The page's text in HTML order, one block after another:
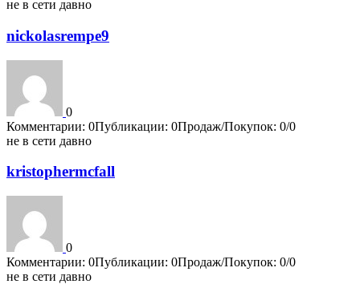
не в сети давно
nickolasrempe9
0
Комментарии: 0Публикации: 0Продаж/Покупок: 0/0
не в сети давно
kristophermcfall
0
Комментарии: 0Публикации: 0Продаж/Покупок: 0/0
не в сети давно